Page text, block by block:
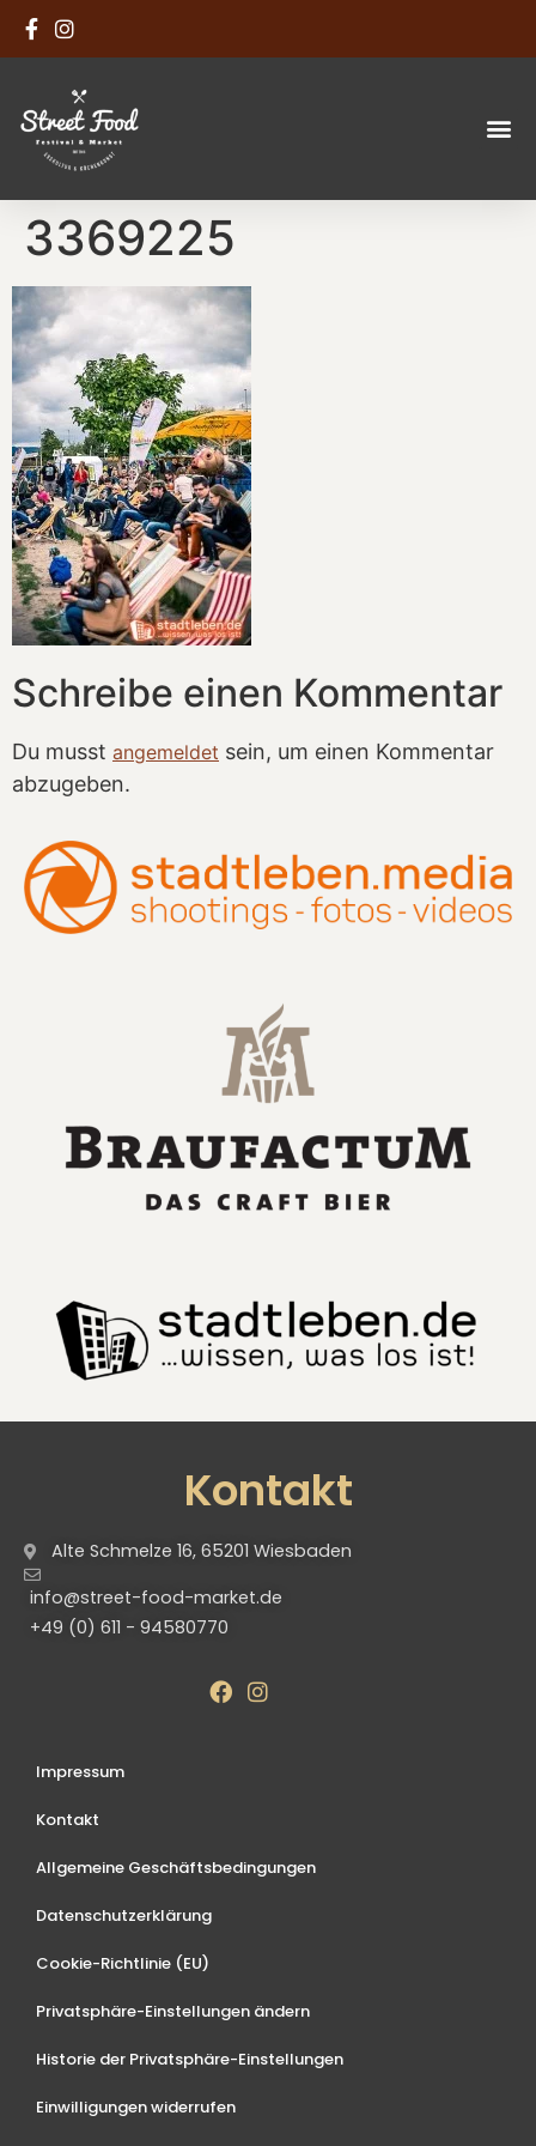
3369225
Schreibe einen Kommentar
Du musst angemeldet sein, um einen Kommentar
abzugeben.
Kontakt
Alte Schmelze 16, 65201 Wiesbaden
info@street-food-market.de
+49 (0) 611 - 94580770
Impressum
Kontakt
Allgemeine Geschäftsbedingungen
Datenschutzerklärung
Cookie-Richtlinie (EU)
Privatsphäre-Einstellungen ändern
Historie der Privatsphäre-Einstellungen
Einwilligungen widerrufen